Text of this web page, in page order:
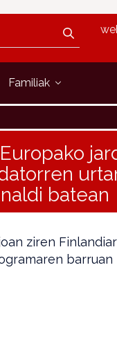
Familiak
batean
ziren
barruan